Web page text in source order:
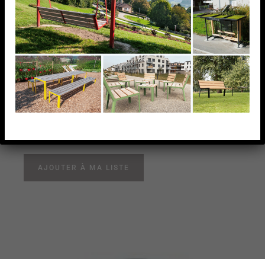
TENDEUR DE CÂBLE
4MM A 1 CHAPE,AISI316
AJOUTER À MA LISTE